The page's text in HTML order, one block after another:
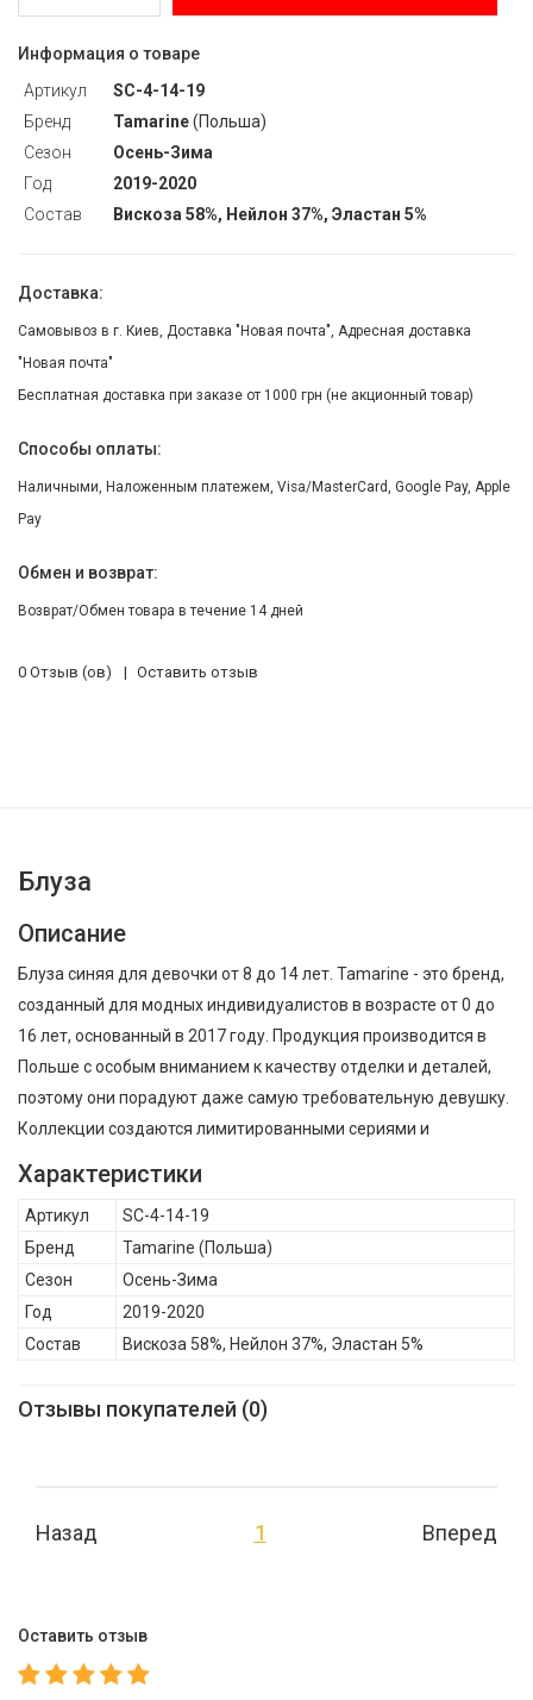
Информация о товаре
Артикул
SC-4-14-19
Бренд
Tamarine(Польша)
Сезон
Осень-Зима
Год
2019-2020
Состав
Вискоза 58%, Нейлон 37%, Эластан 5%
Доставка:
Самовывоз в г. Киев, Доставка "Новая почта", Адресная доставка
"Новая почта"
Бесплатная доставка при заказе от 1000 грн (не акционный товар)
Способы оплаты:
Наличными, Наложенным платежем, Visa/MasterCard, Google Pay, Apple
Pay
Обмен и возврат:
Возврат/Обмен товара в течение 14 дней
0 Отзыв (ов) Оставить отзыв
Блуза
Описание
Блуза синяя для девочки от 8 до 14 лет. Tamarine - это бренд,
созданный для модных индивидуалистов в возрасте от 0 до
16 лет, основанный в 2017 году. Продукция производится в
Польше с особым вниманием к качеству отделки и деталей,
поэтому они порадуют даже самую требовательную девушку.
Коллекции создаются лимитированными сериями и
признание покупателей на многих зарубежных рынках, а
бренд появился во многих известных бутиках в избранных
странах мира. В каждом продукте Tamarine заложена
уникальность ДНК бренда, благодаря которой он с каждым
днем ​​приобретает своих поклонников., Tamarine Блуза для
девочки SC-4-14-19 , Осень-Зима, Состав: Вискоза 58%,
Характеристики
Артикул
SC-4-14-19
Бренд
Tamarine (Польша)
Сезон
Осень-Зима
Год
2019-2020
Состав
Вискоза 58%, Нейлон 37%, Эластан 5%
Отзывы покупателей (0)
Назад 1 Вперед
Оставить отзыв